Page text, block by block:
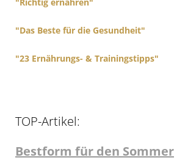
"Richtig ernähren"
"Das Beste für die Gesundheit"
"23 Ernährungs- & Trainingstipps"
TOP-Artikel:
Bestform für den Sommer